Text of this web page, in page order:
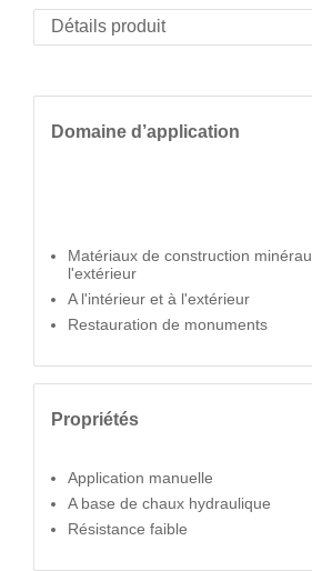
Domaine d’application
Matériaux de construction
l'extérieur
A l'intérieur et à l'extérieur
Restauration de monuments
Propriétés
Application manuelle
A base de chaux hydraulique
Résistance faible